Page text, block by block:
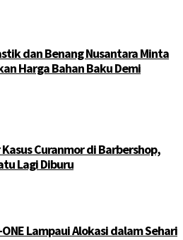
dan Benang Nusantara Minta
Harga Bahan Baku Demi
Curanmor di Barbershop,
Lagi Diburu
Lampaui Alokasi dalam Sehari